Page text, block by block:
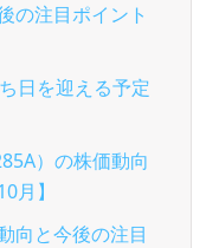
の注目ポイント
日を迎える予定
）の株価動向
月】
向と今後の注目